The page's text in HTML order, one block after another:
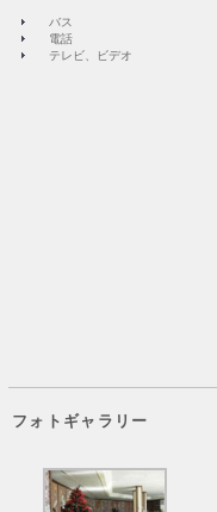
バス
電話
テレビ、ビデオ
フォトギャラリー